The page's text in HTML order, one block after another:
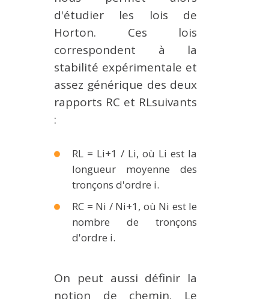
d'étudier les lois de
Horton. Ces lois
correspondent à la
stabilité expérimentale et
assez générique des deux
rapports RC et RLsuivants
:
RL = Li+1 / Li, où Li est la
longueur moyenne des
tronçons d'ordre i.
RC = Ni / Ni+1, où Ni est le
nombre de tronçons
d'ordre i.
On peut aussi définir la
notion de chemin. Le